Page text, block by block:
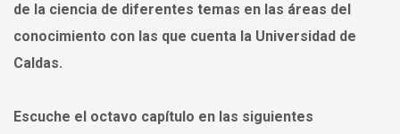
de la ciencia de diferentes temas en las áreas del
conocimiento con las que cuenta la Universidad de
Caldas.
Escuche el octavo capítulo en las siguientes